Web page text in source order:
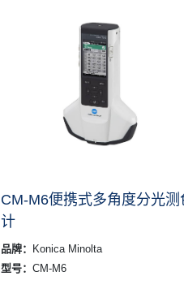
CM-M6便携式多角度分光测
计
品牌：
Konica Minolta
型号： CM-M6